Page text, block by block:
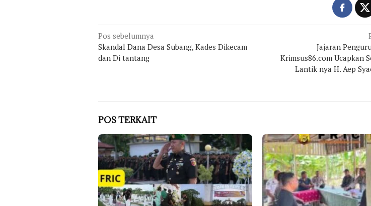
Navigasi
pos
Pos sebelumnya
Skandal Dana Desa Subang, Kades Dikecam
dan Di tantang
Jajaran
Krimsus86.com Ucapkan
Lantik nya H. Aep
POS TERKAIT